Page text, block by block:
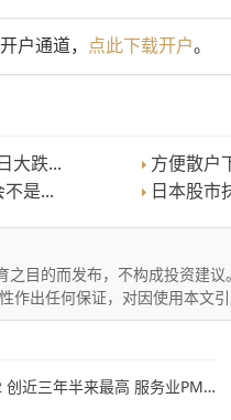
户通道， 点此下载开户。
大跌...
方便散户
是...
日本股市
之目的而发布，不构成投资建
作出任何保证，对因使用本文
半来最高 服务业PMI环比小幅回落